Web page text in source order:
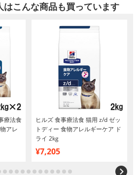
はこんな商品も買っています
療法食
アレ
ヒルズ 食事療法食 猫用 z/d ゼッ
トディー 食物アレルギーケア ド
ライ 2kg
¥7,205